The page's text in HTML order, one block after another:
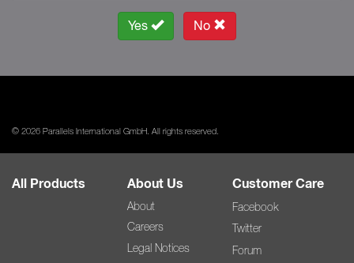
Yes No
© 2026 Parallels International GmbH. All rights reserved.
All Products About Us
About
Careers
Legal Notices
Customer Care
Facebook
Twitter
Forum